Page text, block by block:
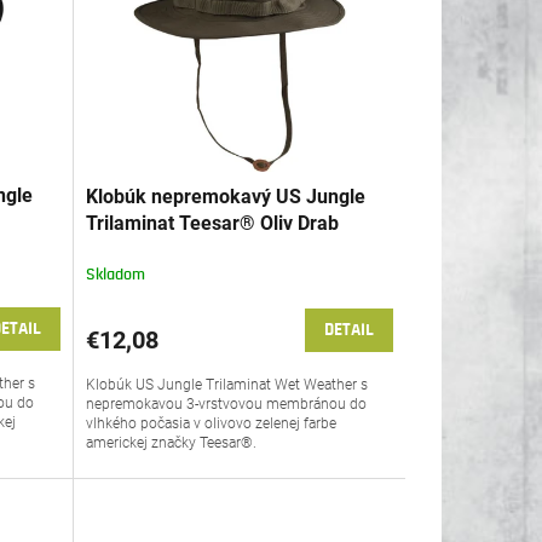
s
do
Klobúk nepremokavý US Jungle
Trilaminat Teesar® Oliv Drab
Skladom
€12,08 DETAIL
Klobúk US Jungle Trilaminat Wet Weather s
nepremokavou 3-vrstvovou membránou do
vlhkého počasia v olivovo zelenej farbe
americkej značky Teesar®.